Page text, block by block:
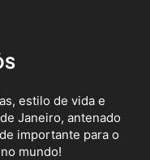
estilo de vida e
Janeiro, antenado
importante para o
mundo!